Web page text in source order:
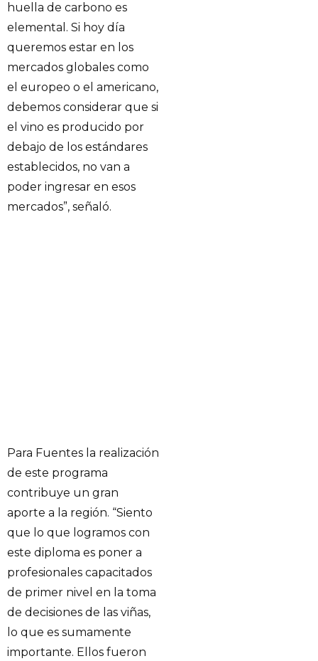
huella de carbono es
elemental. Si hoy día
queremos estar en los
mercados globales como
el europeo o el americano,
debemos considerar que si
el vino es producido por
debajo de los estándares
establecidos, no van a
poder ingresar en esos
mercados”, señaló.
Para Fuentes la realización
de este programa
contribuye un gran
aporte a la región. “Siento
que lo que logramos con
este diploma es poner a
profesionales capacitados
de primer nivel en la toma
de decisiones de las viñas,
lo que es sumamente
importante. Ellos fueron